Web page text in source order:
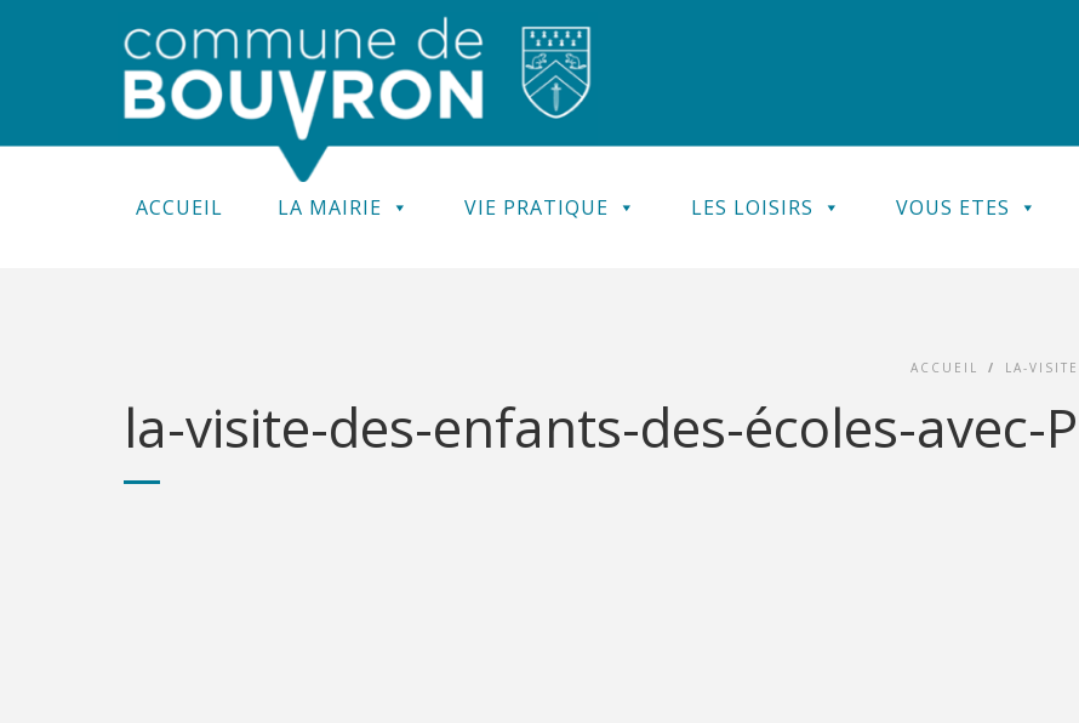
ACCUEIL LA MAIRIE VIE PRATIQUE LES LOISIRS VOUS ETES
ACCUEIL / LA-
la-visite-des-enfants-des-écoles-avec-